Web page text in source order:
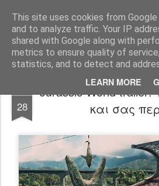
This site uses cookies from
and to analyze traffic. Your IP
shared with Google along with
metrics to ensure quality of
statistics, and to detect and
LEARN MORE
FilmBoy
28
Jurassic World
και σας